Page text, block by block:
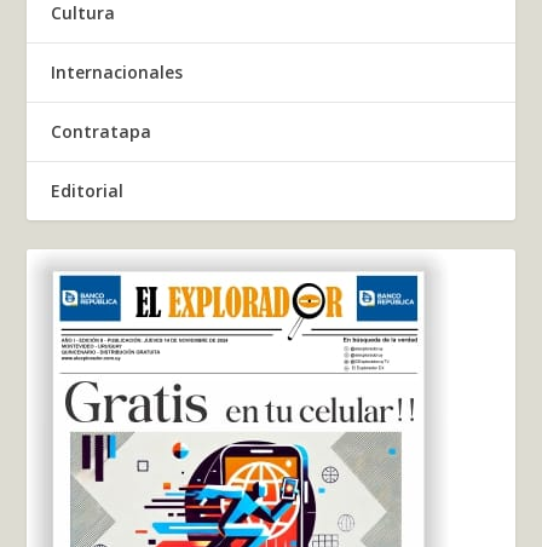
Cultura
Internacionales
Contratapa
Editorial